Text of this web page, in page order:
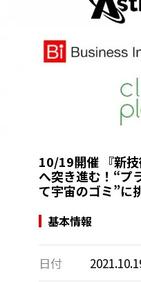
10/19開催 『新
へ突き進む！“プ
て宇宙のゴミ”に
基本情報
日付